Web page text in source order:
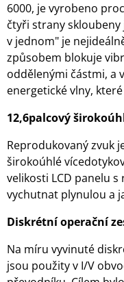
6000, je vyrobeno
čtyři strany
v jednom" je
způsobem blokuje
oddělenými částmi, a
energetické vlny,
12,6palcový
Reprodukovaný zvuk
širokoúhlé
velikosti LCD panelu
vychutnat plynulou a
Diskrétní operační
Na míru vyvinuté
jsou použity v I/V